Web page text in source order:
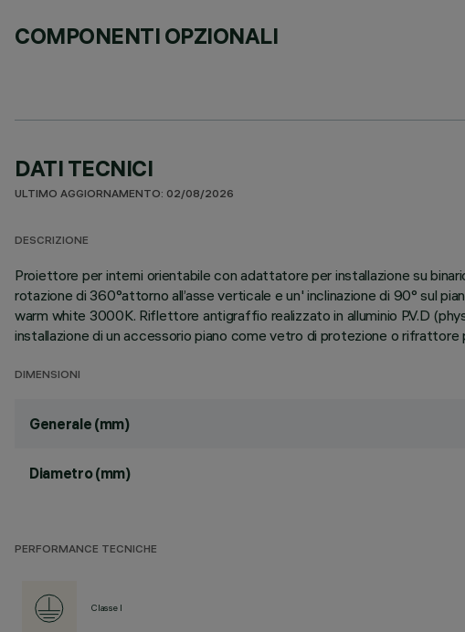
COMPONENTI OPZIONALI
DATI TECNICI
ULTIMO AGGIORNAMENTO: 02/08/2026
DESCRIZIONE
Proiettore per interni orientabile con adattatore per installazione su
rotazione di 360°attorno all’asse verticale e un' inclinazione di 90° sul
warm white 3000K. Riflettore antigraffio realizzato in alluminio P.V.D
installazione di un accessorio piano come vetro di protezione o
DIMENSIONI
Generale (mm)
Diametro (mm)
PERFORMANCE TECNICHE
Classe I